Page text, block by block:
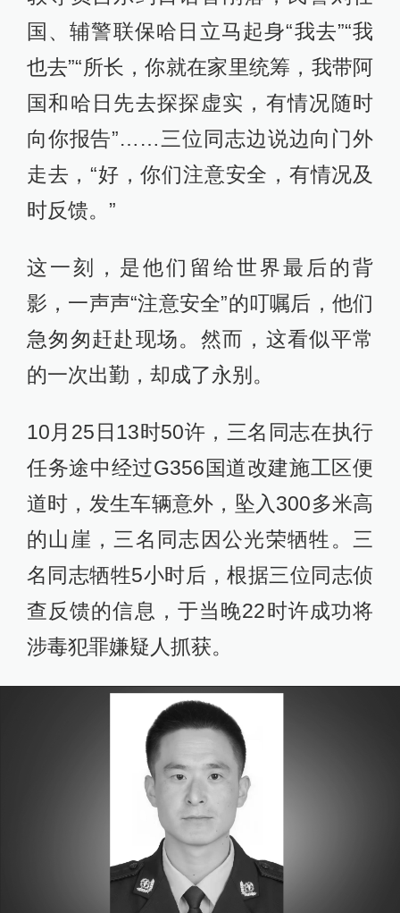
国、辅警联保哈日立马起身“我去”“我
也去”“所长，你就在家里统筹，我带阿
国和哈日先去探探虚实，有情况随时
向你报告”……三位同志边说边向门外
走去，“好，你们注意安全，有情况及
时反馈。”
这一刻，是他们留给世界最后的背
影，一声声“注意安全”的叮嘱后，他们
急匆匆赶赴现场。然而，这看似平常
的一次出勤，却成了永别。
10月25日13时50许，三名同志在执行
任务途中经过G356国道改建施工区便
道时，发生车辆意外，坠入300多米高
的山崖，三名同志因公光荣牺牲。三
名同志牺牲5小时后，根据三位同志侦
查反馈的信息，于当晚22时许成功将
涉毒犯罪嫌疑人抓获。